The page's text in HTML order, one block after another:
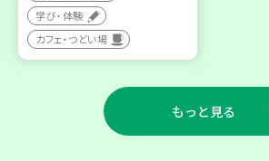
学び・体験
カフェ・つどい場
もっと見る